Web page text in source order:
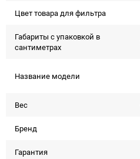
Цвет товара для фильтра
Габариты с упаковкой в
сантиметрах
Название модели
Вес
Бренд
Гарантия